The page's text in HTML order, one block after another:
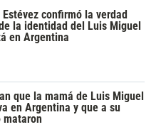
confirmó la verdad
la identidad del Luis Miguel
en Argentina
que la mamá de Luis Miguel
en Argentina y que a su
mataron